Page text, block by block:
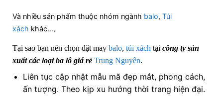
Và nhiều sản phẩm thuộc nhóm ngành balo, Túi
xách khác…,
Tại sao bạn nên chọn đặt may balo, túi xách tại công ty sản
xuất các loại ba lô giá rẻ Trung Nguyên.
Liên tục cập nhật mẫu mã đẹp mắt, phong cách,
ấn tượng. Theo kịp xu hướng thời trang hiện đại.